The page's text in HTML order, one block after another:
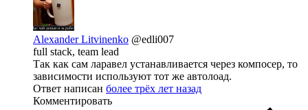
Alexander Litvinenko @edli007
full stack, team lead
Так как сам ларавел устанавливается через компосер, то
зависимости используют тот же автолоад.
Ответ написан более трёх лет назад
Комментировать